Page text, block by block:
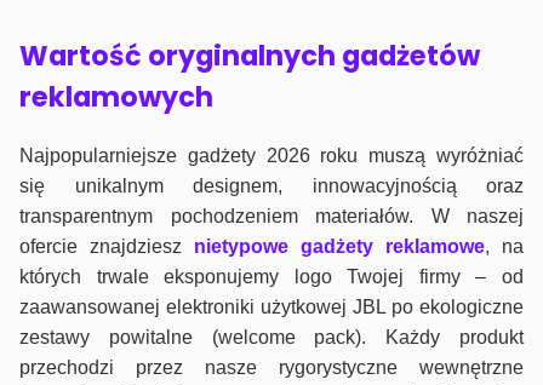
Wartość oryginalnych gadżetów
reklamowych
Najpopularniejsze gadżety 2026 roku muszą wyróżniać
się unikalnym designem, innowacyjnością oraz
transparentnym pochodzeniem materiałów. W naszej
ofercie znajdziesz nietypowe gadżety reklamowe, na
których trwale eksponujemy logo Twojej firmy – od
zaawansowanej elektroniki użytkowej JBL po ekologiczne
zestawy powitalne (welcome pack). Każdy produkt
przechodzi przez nasze rygorystyczne wewnętrzne